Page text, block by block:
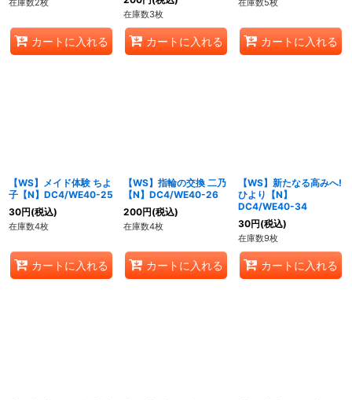
在庫数2枚
カートに入れる
在庫数3枚
カートに入れる
在庫数5枚
カートに入れる
【WS】メイド体験 ちよ
子【N】DC4/WE40-25
30円(税込)
在庫数4枚
カートに入れる
【WS】指輪の交換 二乃
【N】DC4/WE40-26
200円(税込)
在庫数4枚
カートに入れる
【WS】新たなる高みへ!
ひより【N】
DC4/WE40-34
30円(税込)
在庫数9枚
カートに入れる